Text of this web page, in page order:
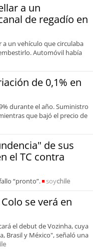
a un
de regadío en
un vehículo que circulaba
Automóvil había
de 0,1% en
durante el año. Suministro
que bajó el precio de
de sus
el TC contra
“pronto”. soychile
se verá en
el debut de Vozinha, cuya
Brasil y México", señaló una